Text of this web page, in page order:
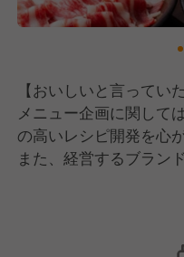
【おいしいと言ってい
メニュー企画に関して
の高いレシピ開発を心
また、経営するブラン
お客様からのちょっと